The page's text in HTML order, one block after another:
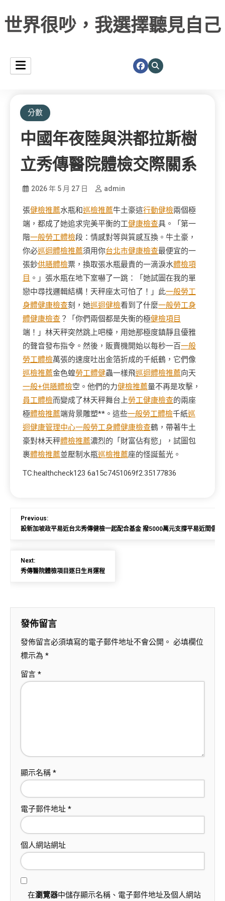
世界很吵，我選擇聽見自己
分數
中國年夜陸與洪都拉斯樹
立秀傳醫院體檢交際關系
2026 年 5 月 27 日 admin
張健檢推薦水瓶和巡檢推薦牛土豪這行動健檢兩個極
端，都成了她追求完美平衡的工健康檢查具。「第一
階一般勞工體檢段：情感對等與質感互換。牛土豪，
你必巡迴體檢推薦須用你台北巿健康檢查最便宜的一
張鈔供膳體檢票，換取張水瓶最貴的一滴淚水體檢項
目 。」張水瓶在地下室嚇了一跳：「她試圖在我的單
戀中尋找邏輯結構！天秤座太可怕了！」此一般勞工
身體健康檢查刻，她巡迴健檢看到了什麼一般勞工身
體健康檢查 ？「你們兩個都是失衡的極健檢項目
端！」林天秤突然跳上吧檯，用她那極度鎮靜且優雅
的聲音發布指令。然後，販賣機開始以每秒一百一般
勞工體檢萬張的速度吐出金箔折成的千紙鶴，它們像
巡檢推薦金色蝗勞工體健蟲一樣飛巡迴體檢推薦向天
一般+供膳體檢空。他們的力健檢推薦量不再是攻擊，
員工體檢而變成了林天秤舞台上勞工健康檢查的兩座
極體檢推薦端背景雕塑**。這些一般勞工體檢千紙巡
迴健康管理中心一般勞工身體健康檢查鶴，帶著牛土
豪對林天秤體檢推薦濃烈的「財富佔有慾」，試圖包
裹體檢推薦並壓制水瓶巡檢推薦座的怪誕藍光。
TC:healthcheck123 6a15c7451069f2.35177836
Previous:
設新加坡政平易近台北秀傳健檢一起配合基金 撥5000萬元支撐平易近間倡議
Next:
秀傳醫院體檢項目逐日生肖運程
發佈留言
發佈留言必須填寫的電子郵件地址不會公開。 必填欄位
標示為 *
留言 *
顯示名稱 *
電子郵件地址 *
個人網站網址
在瀏覽器中儲存顯示名稱、電子郵件地址及個人網站